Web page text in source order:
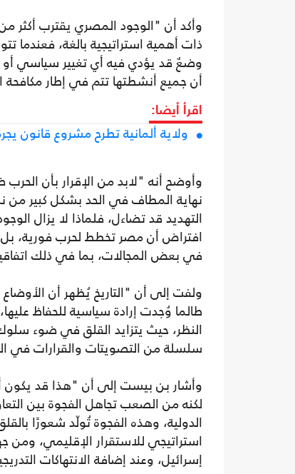
وأكد أن "الوجود المصري يقترب أكثر
ذات أهمية استراتيجية بالغة، فعندما
وضعٌ قد يؤدي فيه أي تغيير سياسي أو
أن جميع أنشطتها تتم في إطار مكافحة
اقرأ أيضا:
ولاية ألمانية تطرح مشروع قانون
وأوضح أنه "لابد من الإقرار بأن
نهاية المطاف في الحد بشكل كبير من
التهديد قد تضاءل، فلماذا لا يزال
افتراض أن مصر تخطط لحرب فورية، بل
في بعض المجالات، بما في ذلك
ولفت إلى أن "التاريخ يُظهر أن الأوضاع
طالما وُجدت إرادة سياسية للحفاظ
النظر، حيث يتزايد القلق في ضوء
سلسلة من التصويتات والقرارات في
وأشار بن بيست إلى أن "هذا قد يكون
لكنه من الصعب تجاهل الفجوة بين
الدولية، وهذه الفجوة تُولّد شعورًا
استراتيجي للاستقرار الإقليمي،
إسرائيل، وعند إضافة الانتهاكات